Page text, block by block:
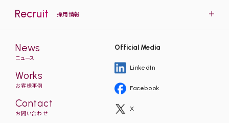
Recruit 採用情報
News
ニュース
Works
お客様事例
Contact
お問い合わせ
Official Media
LinkedIn
Facebook
X